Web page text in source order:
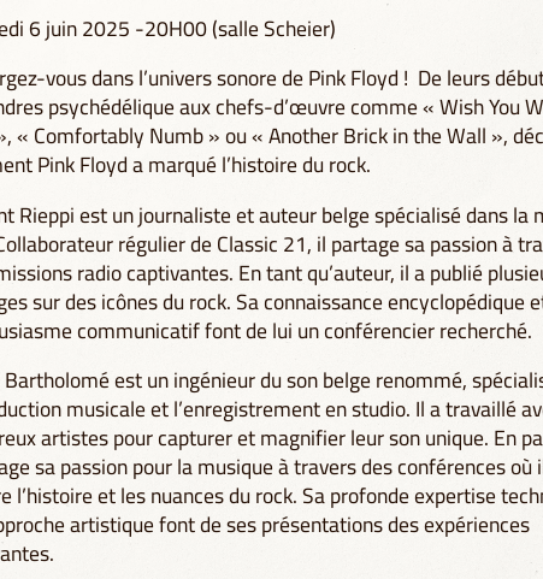
6 juin 2025 -20H00 (salle Scheier)
vous dans l’univers sonore de Pink Floyd ! De leurs
psychédélique aux chefs-d’œuvre comme « Wish You
« Comfortably Numb » ou « Another Brick in the Wall »,
Pink Floyd a marqué l’histoire du rock.
Rieppi est un journaliste et auteur belge spécialisé dans la
régulier de Classic 21, il partage sa passion à
radio captivantes. En tant qu’auteur, il a publié
sur des icônes du rock. Sa connaissance encyclopédique
communicatif font de lui un conférencier recherché.
est un ingénieur du son belge renommé,
musicale et l’enregistrement en studio. Il a travaillé
artistes pour capturer et magnifier leur son unique. En
sa passion pour la musique à travers des conférences où
l’histoire et les nuances du rock. Sa profonde expertise
artistique font de ses présentations des expériences